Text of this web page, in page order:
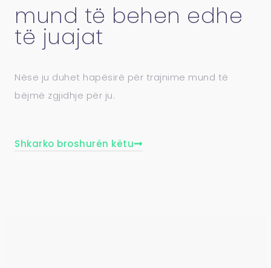
mund të behen edhe
të juajat
Nëse ju duhet hapësirë për trajnime mund të
bëjmë zgjidhje për ju.
Shkarko broshurën këtu